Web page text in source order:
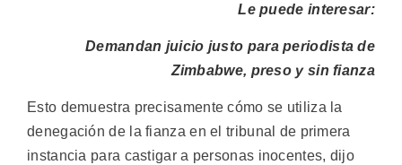
Le puede interesar:
Demandan juicio justo para periodista de
Zimbabwe, preso y sin fianza
Esto demuestra precisamente cómo se utiliza la
denegación de la fianza en el tribunal de primera
instancia para castigar a personas inocentes, dijo